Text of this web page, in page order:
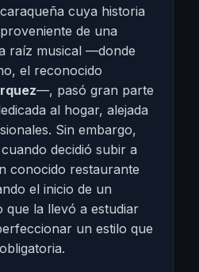
cuya historia
de una
raíz musical —donde
el reconocido
—, pasó gran parte
al hogar, alejada
Sin embargo,
decidió subir a
conocido restaurante
el inicio de un
que la llevó a estudiar
un estilo que